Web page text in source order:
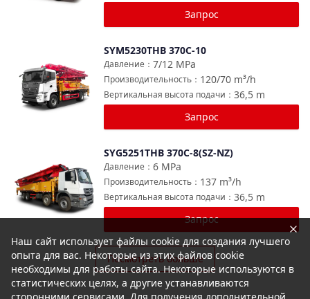
Запрос
SYM5230THB 370C-10
7/12 MPa
Давление ：
120/70 m³/h
Производительность ：
36,5 m
Вертикальная высота подачи ：
Запрос
SYG5251THB 370C-8(SZ-NZ)
6 MPa
Давление ：
137 m³/h
Производительность ：
36,5 m
Вертикальная высота подачи ：
Запрос
Посмотреть больше
Наш сайт использует файлы cookie для создания лучшего
опыта для вас. Некоторые из этих файлов cookie
необходимы для работы сайта. Некоторые используются в
статистических целях, а другие устанавливаются